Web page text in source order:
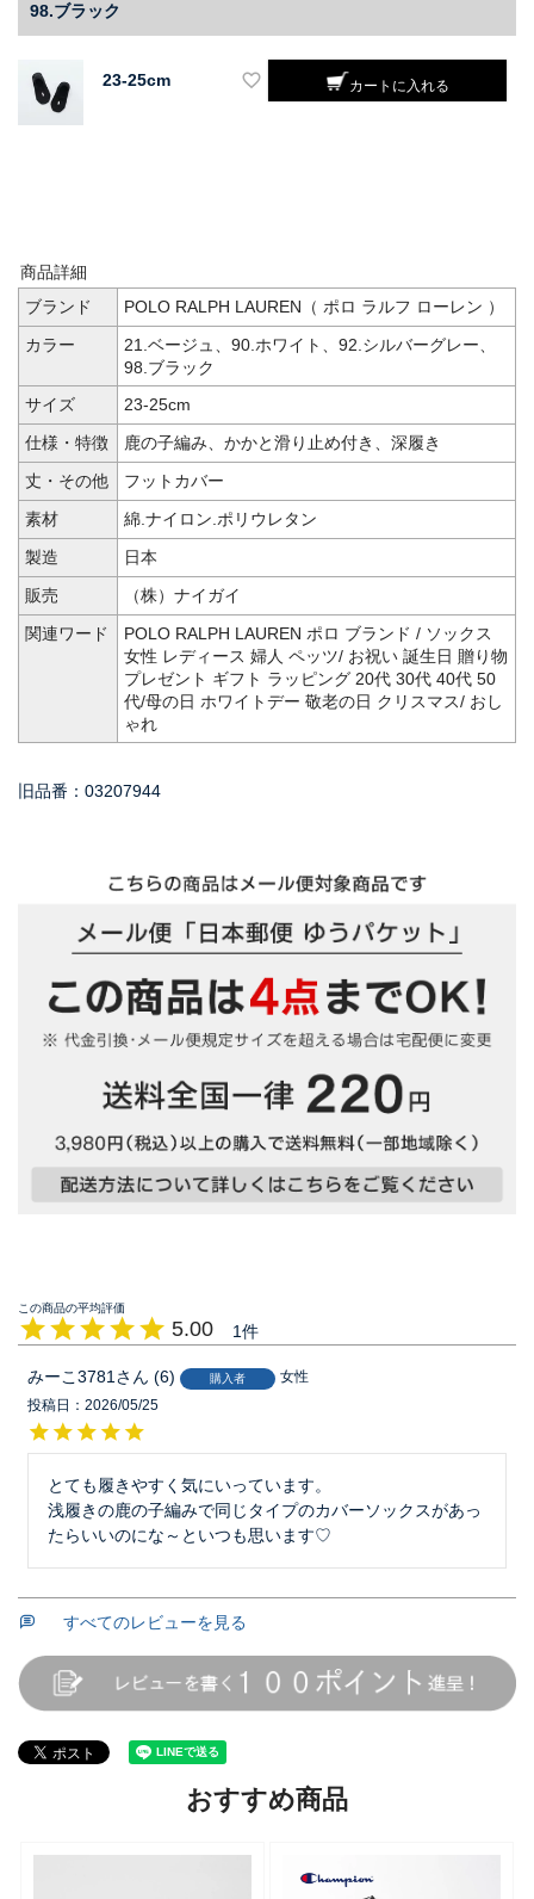
98.ブラック
23-25cm カートに入れる
商品詳細
ブランド
POLO RALPH LAUREN（ ポロ ラルフ ローレン ）
カラー
21.ベージュ、90.ホワイト、92.シルバーグレー、
98.ブラック
サイズ
23-25cm
仕様・特徴
鹿の子編み、かかと滑り止め付き、深履き
丈・その他
フットカバー
素材
綿.ナイロン.ポリウレタン
製造
日本
販売
（株）ナイガイ
関連ワード
POLO RALPH LAUREN ポロ ブランド / ソックス
女性 レディース 婦人 ペッツ/ お祝い 誕生日 贈り物
プレゼント ギフト ラッピング 20代 30代 40代 50
代/母の日 ホワイトデー 敬老の日 クリスマス/ おし
ゃれ
旧品番：03207944
5.00 1
みーこ3781 6 購入者
女性
投稿日
2026/05/25
とても履きやすく気にいっています。
浅履きの鹿の子編みで同じタイプのカバーソックスがあっ
たらいいのにな～といつも思います♡
すべてのレビューを見る
おすすめ商品